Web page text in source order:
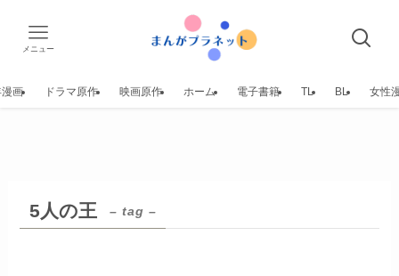
メニュー
画 ドラマ原作 映画原作 ホーム 電子書籍 TL BL 女性
5人の王 – tag –